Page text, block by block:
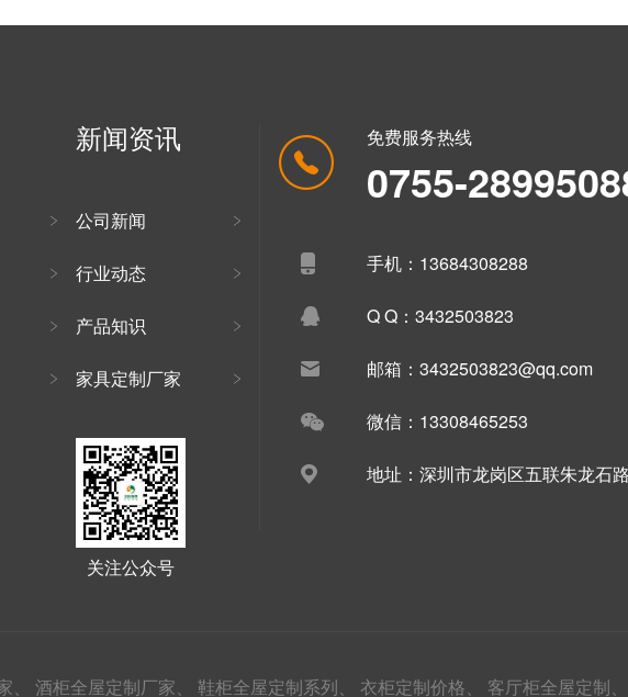
新闻资讯
公司新闻
行业动态
产品知识
家具定制厂家
关注公众号
免费服务热线
0755-
手机：13684308288
Q Q：3432503823
邮箱：3432503823@qq.com
微信：13308465253
地址：深圳市龙岗区五联朱龙石
酒柜全屋定制厂家、 鞋柜全屋定制系列、 衣柜定制价格、 客厅柜全屋定制、